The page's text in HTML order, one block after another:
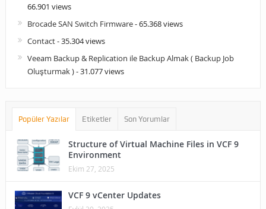
66.901 views
Brocade SAN Switch Firmware- 65.368 views
Contact- 35.304 views
Veeam Backup & Replication ile Backup Almak ( Backup Job
Oluşturmak )- 31.077 views
Popüler Yazılar Etiketler Son Yorumlar
Structure of Virtual Machine Files in VCF 9
Environment
Ekim 27, 2025
VCF 9 vCenter Updates